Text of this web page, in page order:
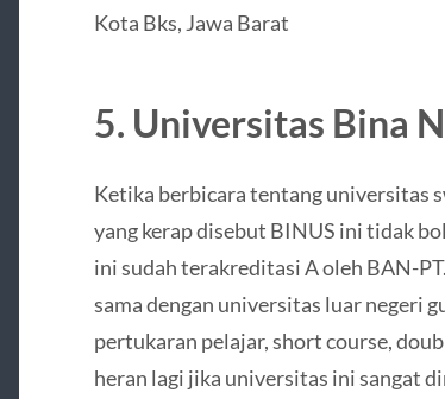
Kota Bks, Jawa Barat
5. Universitas Bina
Ketika berbicara tentang universitas
yang kerap disebut BINUS ini tidak
ini sudah terakreditasi A oleh BAN-
sama dengan universitas luar negeri
pertukaran pelajar, short course,
heran lagi jika universitas ini sangat